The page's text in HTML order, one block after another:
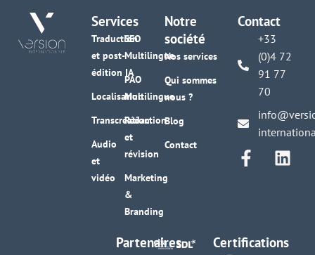
Services
Traduction
et post-
édition IA
Localisation
Transcréation
Audio
et
vidéo
SEO
Multilingue
PAO
Multilingue
Rédaction
et
révision
Marketing
&
Branding
Notre
société
Nos services
Qui sommes
nous ?
Blog
Contact
Contact
+33
(0)4 72
91 77
70
Partenaires Certifications